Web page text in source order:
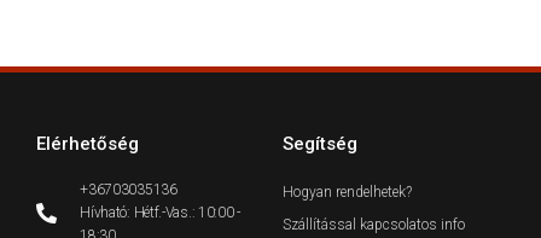
Elérhetőség
+36703035136
Hívható: Hétf.-Vas.: 10:00 -
Segítség
Hogyan rendelhetek?
Szállítással kapcsolatos info